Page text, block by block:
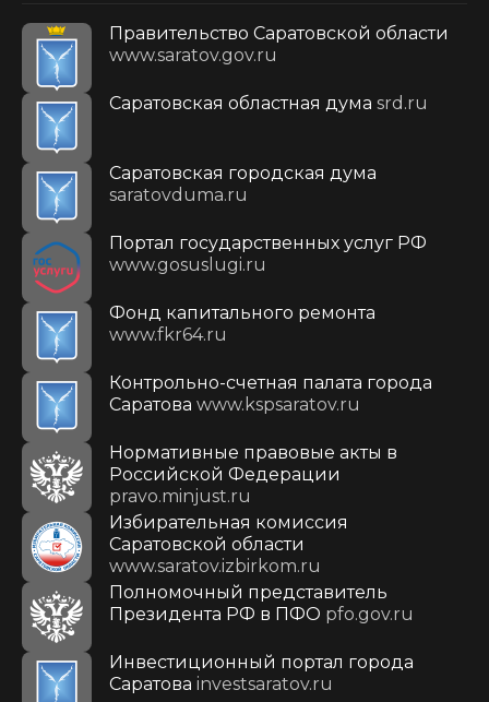
Правительство Саратовской области
www.saratov.gov.ru
Саратовская областная дума srd.ru
Саратовская городская дума
saratovduma.ru
Портал государственных услуг РФ
www.gosuslugi.ru
Фонд капитального ремонта
www.fkr64.ru
Контрольно-счетная палата города
Саратова www.kspsaratov.ru
Нормативные правовые акты в
Российской Федерации
pravo.minjust.ru
Избирательная комиссия
Саратовской области
www.saratov.izbirkom.ru
Полномочный представитель
Президента РФ в ПФО pfo.gov.ru
Инвестиционный портал города
Саратова investsaratov.ru